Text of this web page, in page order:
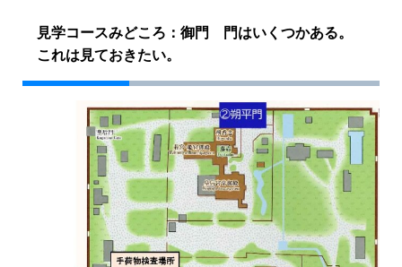
見学コースみどころ：御門 門はいくつかある。
これは見ておきたい。